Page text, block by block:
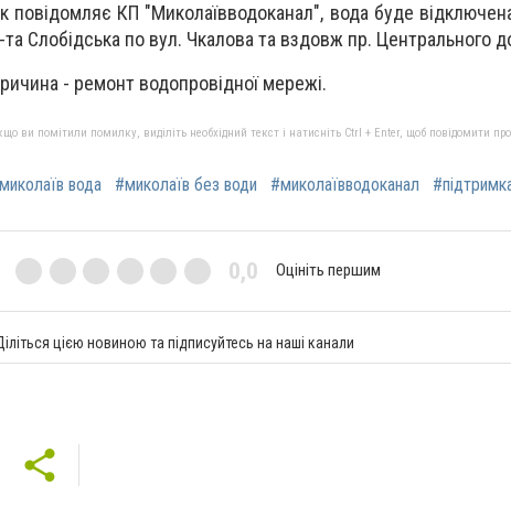
повідомляє КП "Миколаївводоканал", вода буде
та Слобідська по вул. Чкалова та вздовж пр. Центрального
- ремонт водопровідної мережі.
ви помітили помилку, виділіть необхідний текст і натисніть Ctrl + Enter, щоб повідомити
вода #миколаїв без води #миколаївводоканал
0,0 Оцініть першим
цією новиною та підписуйтесь на наші канали